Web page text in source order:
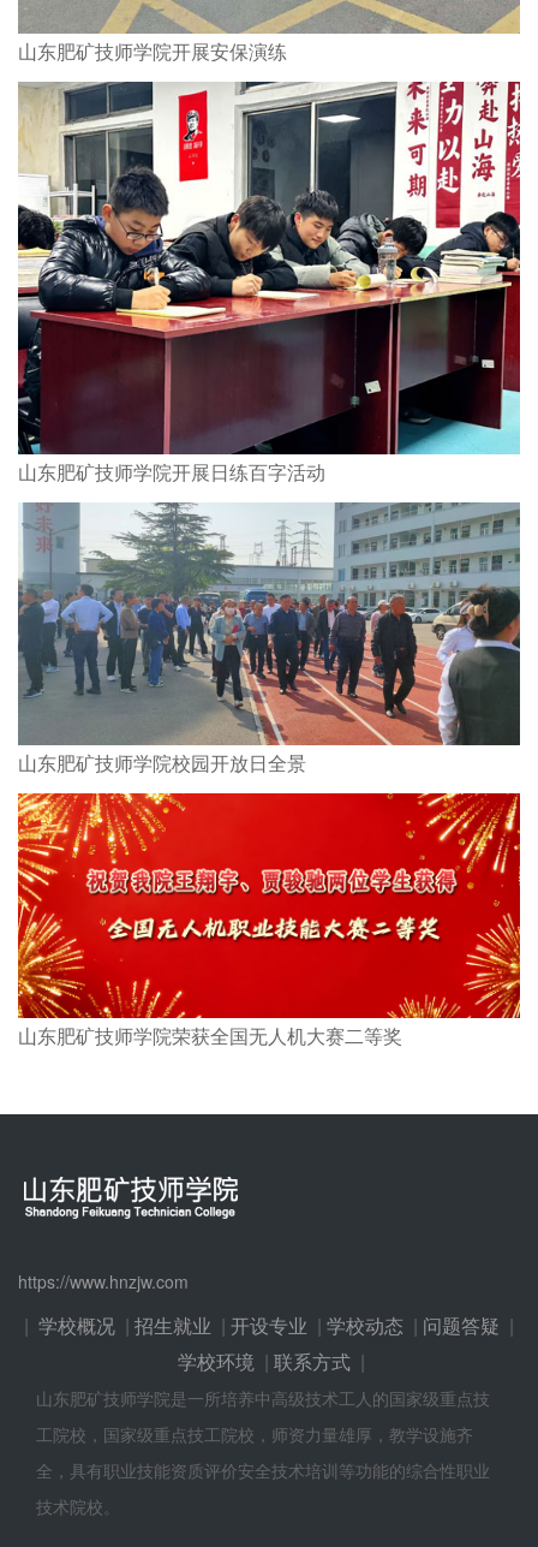
山东肥矿技师学院开展安保演练
山东肥矿技师学院开展日练百字活动
山东肥矿技师学院校园开放日全景
山东肥矿技师学院荣获全国无人机大赛二等奖
https://www.hnzjw.com
| 学校概况 | 招生就业 | 开设专业 | 学校动态 | 问题答疑 |
学校环境 | 联系方式 |
山东肥矿技师学院是一所培养中高级技术工人的国家级重点技
工院校，国家级重点技工院校，师资力量雄厚，教学设施齐
全，具有职业技能资质评价安全技术培训等功能的综合性职业
技术院校。